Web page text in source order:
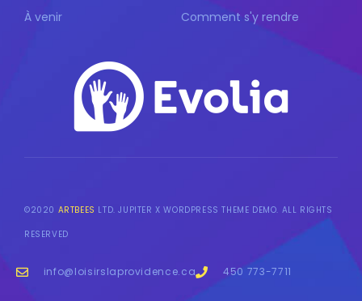
À venir
Comment s'y rendre
©2020 ARTBEES LTD. JUPITER X WORDPRESS THEME DEMO. ALL RIGHTS
RESERVED
info@loisirslaprovidence.ca 450 773-7711